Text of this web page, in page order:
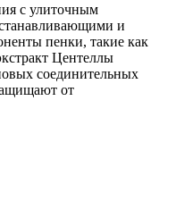
с улиточным
и
пенки, такие как
Центеллы
соединительных
от